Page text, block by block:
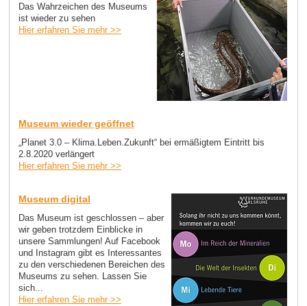
Das Wahrzeichen des Museums
ist wieder zu sehen
Hier erfahren Sie mehr >>
Museum wieder geöffnet
„Planet 3.0 – Klima.Leben.Zukunft“ bei ermäßigtem Eintritt bis
2.8.2020 verlängert
Hier erfahren Sie mehr >>
Museum digital
Das Museum ist geschlossen – aber
wir geben trotzdem Einblicke in
unsere Sammlungen! Auf Facebook
und Instagram gibt es Interessantes
zu den verschiedenen Bereichen des
Museums zu sehen. Lassen Sie
sich...
Hier erfahren Sie mehr >>